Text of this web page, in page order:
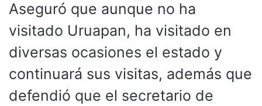
Aseguró que aunque no ha
visitado Uruapan, ha visitado en
diversas ocasiones el estado y
continuará sus visitas, además que
defendió que el secretario de